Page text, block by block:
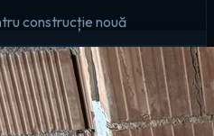
construcție nouă